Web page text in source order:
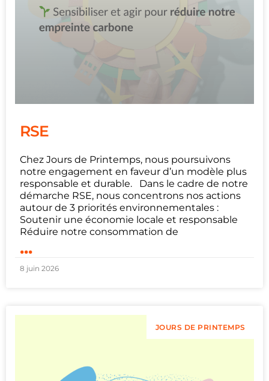
RSE
Chez Jours de Printemps, nous poursuivons
notre engagement en faveur d’un modèle plus
responsable et durable. Dans le cadre de notre
démarche RSE, nous concentrons nos actions
autour de 3 priorités environnementales :
Soutenir une économie locale et responsable
Réduire notre consommation de
...
8 juin 2026
JOURS DE PRINTEMPS